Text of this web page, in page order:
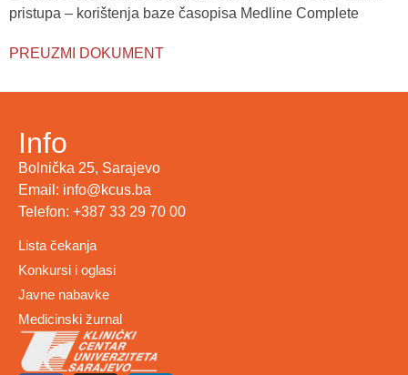
pristupa – korištenja baze časopisa Medline Complete
PREUZMI DOKUMENT
Info
Bolnička 25, Sarajevo
Email: info@kcus.ba
Telefon: +387 33 29 70 00
Lista čekanja
Konkursi i oglasi
Javne nabavke
Medicinski žurnal